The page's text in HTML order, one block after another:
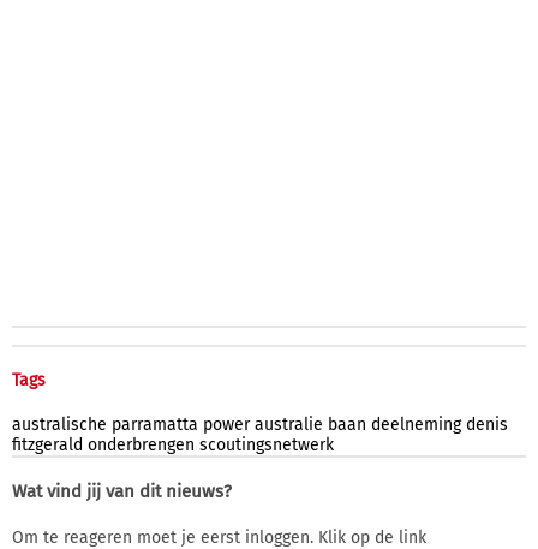
Tags
australische parramatta power australie baan deelneming denis
fitzgerald onderbrengen scoutingsnetwerk
Wat vind jij van dit nieuws?
Om te reageren moet je eerst inloggen. Klik op de link